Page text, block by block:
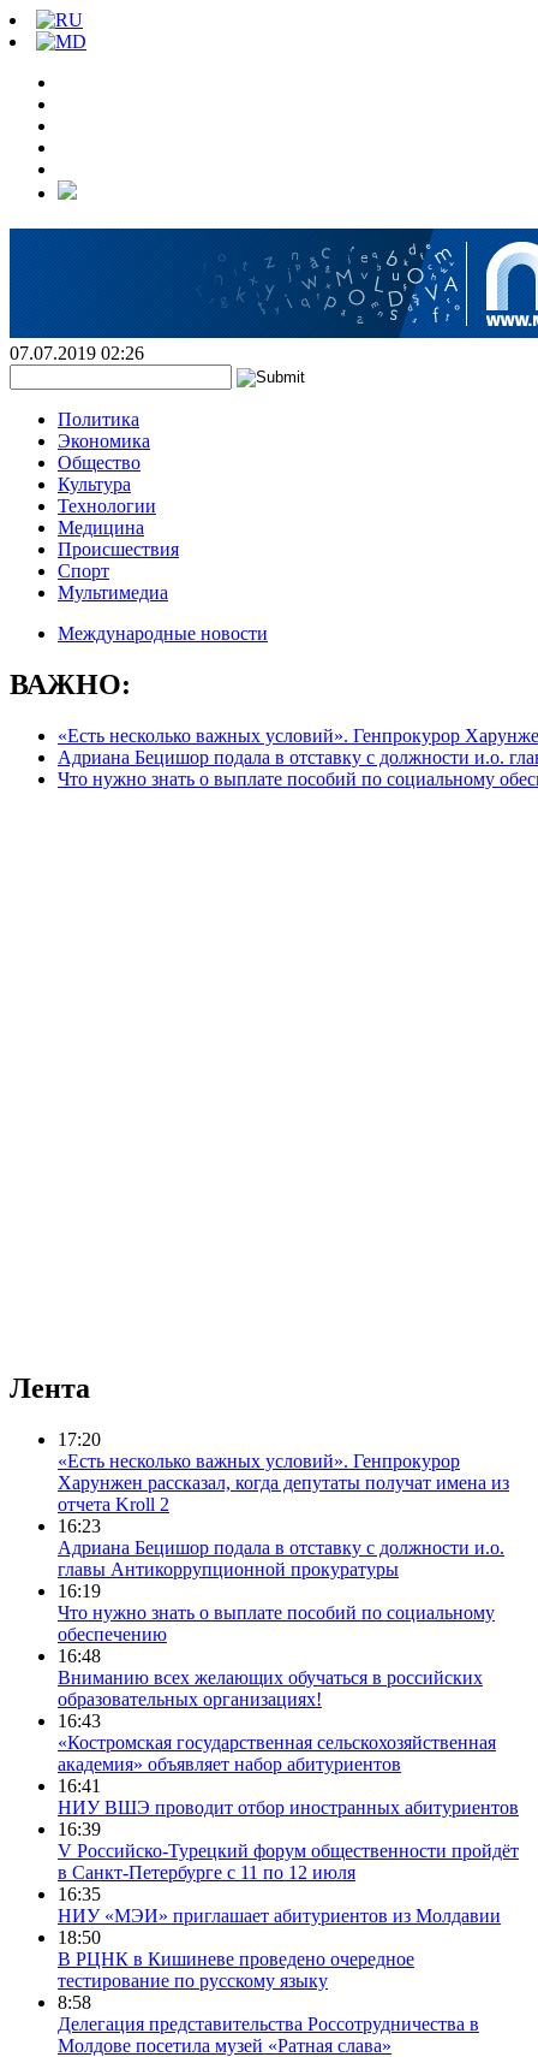
07.07.2019 02:26
Политика
Экономика
Общество
Культура
Технологии
Медицина
Происшествия
Спорт
Мультимедиа
Международные новости
ВАЖНО:
«Есть несколько важных условий». Генпрокурор
Адриана Бецишор подала в отставку с должности и.о.
Что нужно знать о выплате пособий по социальному
Лента
17:20
«Есть несколько важных условий». Генпрокурор
Харунжен рассказал, когда депутаты получат имена из
отчета Kroll 2
16:23
Адриана Бецишор подала в отставку с должности и.о.
главы Антикоррупционной прокуратуры
16:19
Что нужно знать о выплате пособий по социальному
обеспечению
16:48
Вниманию всех желающих обучаться в российских
образовательных организациях!
16:43
«Костромская государственная сельскохозяйственная
академия» объявляет набор абитуриентов
16:41
НИУ ВШЭ проводит отбор иностранных абитуриентов
16:39
V Российско-Турецкий форум общественности пройдёт
в Санкт-Петербурге с 11 по 12 июля
16:35
НИУ «МЭИ» приглашает абитуриентов из Молдавии
18:50
В РЦНК в Кишиневе проведено очередное
тестирование по русскому языку
8:58
Делегация представительства Россотрудничества в
Молдове посетила музей «Ратная слава»